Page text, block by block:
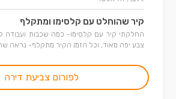
קיר שהוחלט עם קלסימו ומתקלף
החלקתי קיר עם קלסימו- כמה שכבות
צבע יפה מאוד, וכל הזמן הקיר מתקלף- נראה
לפורום צביעת דירה